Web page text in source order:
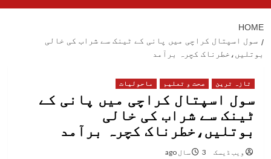
HOME
سول اسپتال کراچی میں پانی کے ٹینک سے شراب کی خالی
بوتلیں،خطرناک کچرہ برآمد
تازہ ترین صحت و تعلیم ماحولیات
سول اسپتال کراچی میں پانی کے
ٹینک سے شراب کی خالی
بوتلیں،خطرناک کچرہ برآمد
ویب ڈیسک 3 سال ago